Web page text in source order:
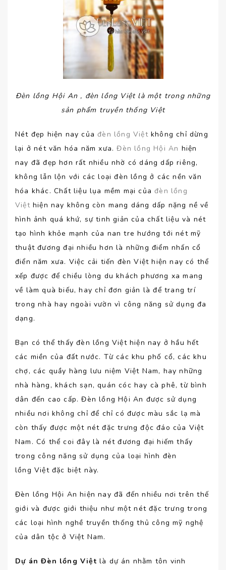
Đèn lồng Hội An , đèn lồng Việt là một trong những
sản phẩm truyền thống Việt
Nét đẹp hiện nay củađèn lồng Việtkhông chỉ dừng
lại ở nét văn hóa năm xưa.Đèn lồng Hội An hiện
nay đã đẹp hơn rất nhiều nhờ có dáng dấp riêng,
không lẫn lộn với các loại đèn lồng ở các nền văn
hóa khác. Chất liệu lụa mềm mại củađèn lồng
Việt hiện nay không còn mang dáng dấp nặng nề về
hình ảnh quá khứ, sự tinh giản của chất liệu và nét
tạo hình khỏe mạnh của nan tre hướng tới nét mỹ
thuật đương đại nhiều hơn là những điểm nhấn cổ
điển năm xưa. Việc cải tiến đèn Việt hiện nay có thể
xếp được để chiều lòng du khách phương xa mang
về làm quà biếu, hay chỉ đơn giản là để trang trí
trong nhà hay ngoài vườn vì công năng sử dụng đa
dạng.
Bạn có thể thấy đèn lồng Việt hiện nay ở hầu hết
các miền của đất nước. Từ các khu phố cổ, các khu
chợ, các quầy hàng lưu niệm Việt Nam, hay những
nhà hàng, khách sạn, quán cóc hay cà phê, từ bình
dân đến cao cấp. Đèn lồng Hội An được sử dụng
nhiều nơi không chỉ để chỉ có được màu sắc lạ mà
còn thấy được một nét đặc trưng độc đáo của Việt
Nam. Có thể coi đây là nét đương đại hiếm thấy
trong công năng sử dụng của loại hình đèn
lồng Việt đặc biệt này.
Đèn lồng Hội An hiện nay đã đến nhiều nơi trên thế
giới và được giới thiệu như một nét đặc trưng trong
các loại hình nghề truyền thống thủ công mỹ nghệ
của dân tộc ở Việt Nam.
Dự án Đèn lồng Việt là dự án nhằm tôn vinh